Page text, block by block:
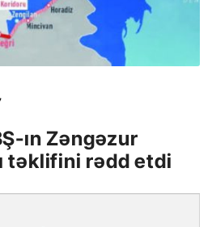
ın Zəngəzur
təklifini rədd etdi